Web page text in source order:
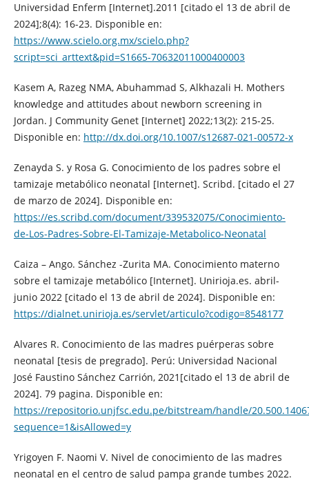
Universidad Enferm [Internet].2011 [citado el 13 de abril de
2024];8(4): 16-23. Disponible en:
https://www.scielo.org.mx/scielo.php?
script=sci_arttext&pid=S1665-70632011000400003
Kasem A, Razeg NMA, Abuhammad S, Alkhazali H. Mothers
knowledge and attitudes about newborn screening in
Jordan. J Community Genet [Internet] 2022;13(2): 215-25.
Disponible en: http://dx.doi.org/10.1007/s12687-021-00572-x
Zenayda S. y Rosa G. Conocimiento de los padres sobre el
tamizaje metabólico neonatal [Internet]. Scribd. [citado el 27
de marzo de 2024]. Disponible en:
https://es.scribd.com/document/339532075/Conocimiento-
de-Los-Padres-Sobre-El-Tamizaje-Metabolico-Neonatal
Caiza – Ango. Sánchez -Zurita MA. Conocimiento materno
sobre el tamizaje metabólico [Internet]. Unirioja.es. abril-
junio 2022 [citado el 13 de abril de 2024]. Disponible en:
https://dialnet.unirioja.es/servlet/articulo?codigo=8548177
Alvares R. Conocimiento de las madres puérperas sobre
neonatal [tesis de pregrado]. Perú: Universidad Nacional
José Faustino Sánchez Carrión, 2021[citado el 13 de abril de
2024]. 79 pagina. Disponible en:
https://repositorio.unjfsc.edu.pe/bitstream/handle/
sequence=1&isAllowed=y
Yrigoyen F. Naomi V. Nivel de conocimiento de las madres
neonatal en el centro de salud pampa grande tumbes 2022.